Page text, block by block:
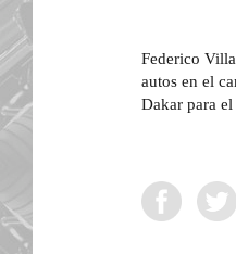
Federico
autos en el
Dakar para